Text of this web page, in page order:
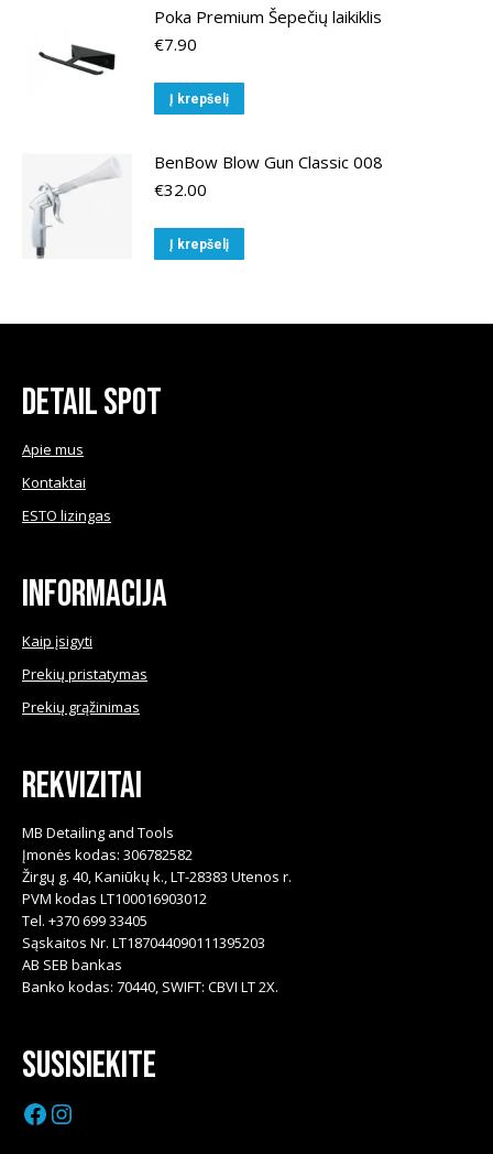
Poka Premium Šepečių laikiklis
€7.90
Į krepšelį
BenBow Blow Gun Classic 008
€32.00
Į krepšelį
Detail Spot
Apie mus
Kontaktai
ESTO lizingas
Informacija
Kaip įsigyti
Prekių pristatymas
Prekių grąžinimas
Rekvizitai
MB Detailing and Tools
Įmonės kodas: 306782582
Žirgų g. 40, Kaniūkų k., LT-28383 Utenos r.
PVM kodas LT100016903012
Tel. +370 699 33405
Sąskaitos Nr. LT187044090111395203
AB SEB bankas
Banko kodas: 70440, SWIFT: CBVI LT 2X.
Susisiekite
Facebook
Instagram